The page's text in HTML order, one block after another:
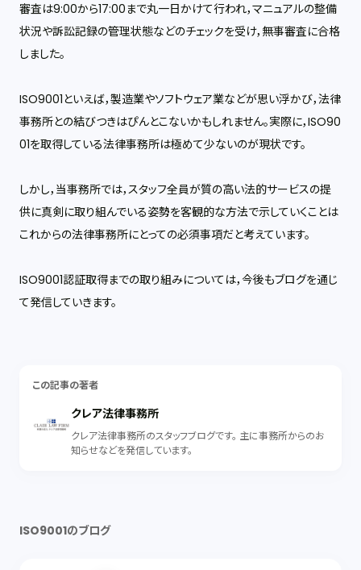
審査は9:00から17:00まで丸一日かけて行われ，マニュアルの整備
状況や訴訟記録の管理状態などのチェックを受け，無事審査に合格
しました。
ISO9001といえば，製造業やソフトウェア業などが思い浮かび，法律
事務所との結びつきはぴんとこないかもしれません。実際に，ISO90
01を取得している法律事務所は極めて少ないのが現状です。
しかし，当事務所では，スタッフ全員が質の高い法的サービスの提
供に真剣に取り組んでいる姿勢を客観的な方法で示していくことは
これからの法律事務所にとっての必須事項だと考えています。
ISO9001認証取得までの取り組みについては，今後もブログを通じ
て発信していきます。
この記事の著者
クレア法律事務所
クレア法律事務所のスタッフブログです。 主に事務所からのお
知らせなどを発信しています。
ISO9001のブログ